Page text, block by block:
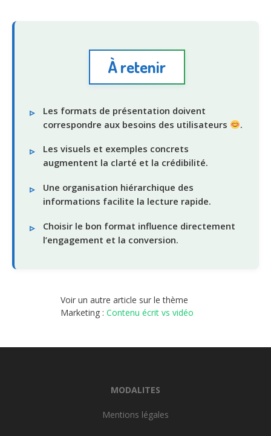
À retenir
Les formats de présentation doivent
correspondre aux besoins des utilisateurs
.
Les visuels et exemples concrets
augmentent la clarté et la crédibilité.
Une organisation hiérarchique des
informations facilite la lecture rapide.
Choisir le bon format influence directement
l’engagement et la conversion.
Voir un autre article sur le thème
Marketing : Contenu écrit vs vidéo
MODALITES
Mentions légales